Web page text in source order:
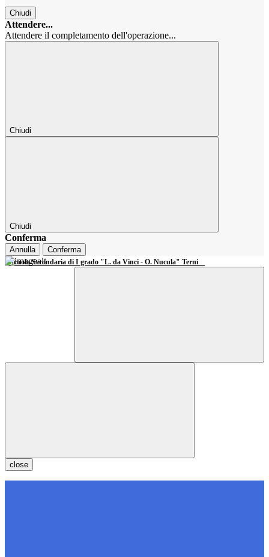
Chiudi
Attendere...
Attendere il completamento dell'operazione...
Chiudi
Chiudi
Conferma
Annulla Conferma
Scuola Secondaria di I grado "L. da Vinci - O. Nucula" Terni
close